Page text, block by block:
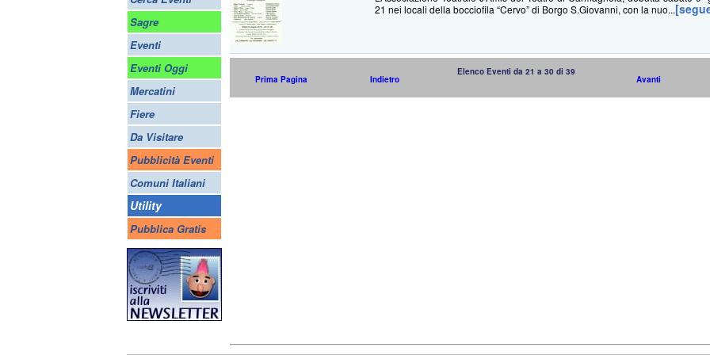
Sagre
Eventi
Eventi Oggi
Mercatini
Fiere
Da Visitare
Pubblicità Eventi
Comuni Italiani
Utility
Pubblica Gratis
21 nei locali della bocciofila “Cervo” di Borgo S.Giovanni, con la nuo...
Prima Pagina Indietro
Elenco Eventi da 21 a 30 di 39
Avanti